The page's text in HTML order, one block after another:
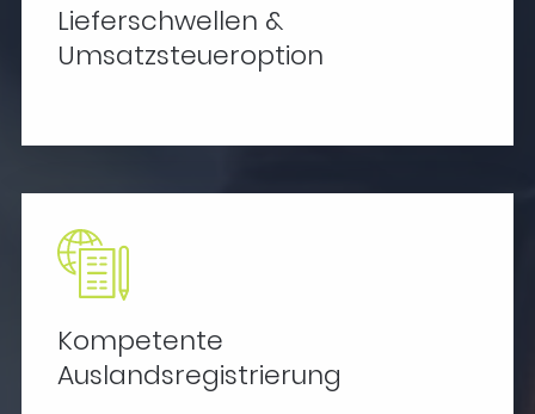
Lieferschwellen &
Umsatzsteueroption
Kompetente
Auslandsregistrierung